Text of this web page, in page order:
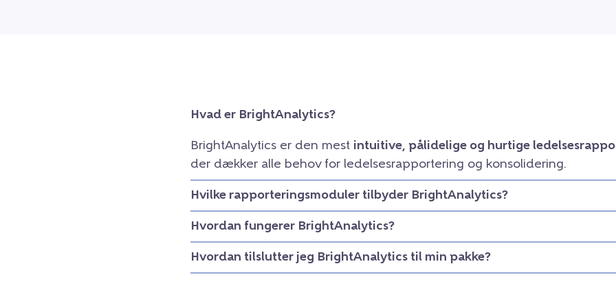
Hvad er BrightAnalytics?
BrightAnalytics er den mest intuitive, pålidelige og hurtige
der dækker alle behov for ledelsesrapportering og konsolidering.
Hvilke rapporteringsmoduler tilbyder BrightAnalytics?
Hvordan fungerer BrightAnalytics?
Hvordan tilslutter jeg BrightAnalytics til min pakke?